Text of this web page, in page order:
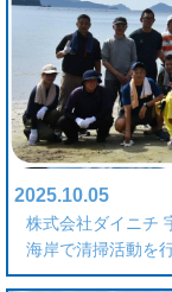
2025.10.05
株式会社ダイニチ
海岸で清掃活動を